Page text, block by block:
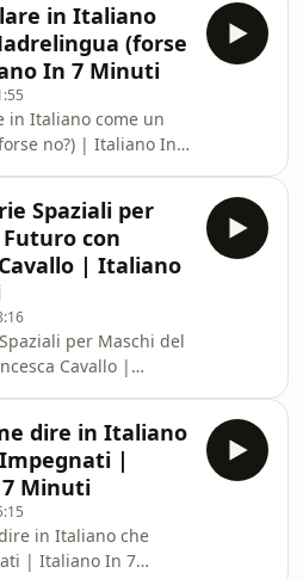
più amata dagli
italiana ✉️ ➫
perdere
segui il
in Italiano
(forse
In 7 Minuti
in Italiano come un
no?) | Italiano In 7
più amata dagli
italiana ✉️ ➫
perdere
segui i
Spaziali per
con
| Italiano
per Maschi del
Cavallo |
più amata dagli
italiana ✉️ ➫
perdere
dire in Italiano
|
Minuti
in Italiano che
| Italiano In 7